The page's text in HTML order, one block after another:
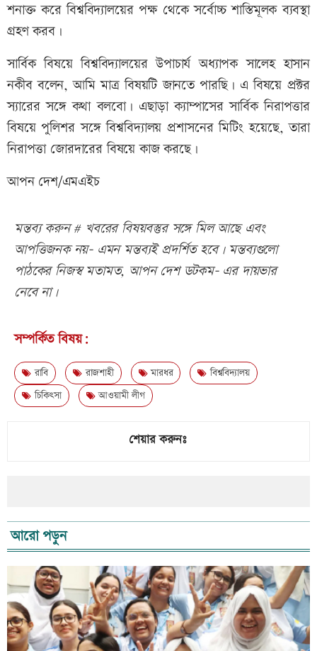
শনাক্ত করে বিশ্ববিদ্যালয়ের পক্ষ থেকে সর্বোচ্চ শাস্তিমূলক ব্যবস্থা
গ্রহণ করব।
সার্বিক বিষয়ে বিশ্ববিদ্যালয়ের উপাচার্য অধ্যাপক সালেহ হাসান
নকীব বলেন, আমি মাত্র বিষয়টি জানতে পারছি। এ বিষয়ে প্রক্টর
স্যারের সঙ্গে কথা বলবো। এছাড়া ক্যাম্পাসের সার্বিক নিরাপত্তার
বিষয়ে পুলিশর সঙ্গে বিশ্ববিদ্যালয় প্রশাসনের মিটিং হয়েছে, তারা
নিরাপত্তা জোরদারের বিষয়ে কাজ করছে।
আপন দেশ/এমএইচ
মন্তব্য করুন # খবরের বিষয়বস্তুর সঙ্গে মিল আছে এবং
আপত্তিজনক নয়- এমন মন্তব্যই প্রদর্শিত হবে। মন্তব্যগুলো
পাঠকের নিজস্ব মতামত, আপন দেশ ডটকম- এর দায়ভার
নেবে না।
সম্পর্কিত বিষয়:
রাবি রাজশাহী মারধর
বিশ্ববিদ্যালয়
চিকিৎসা
আওয়ামী লীগ
শেয়ার করুনঃ
আরো পড়ুন